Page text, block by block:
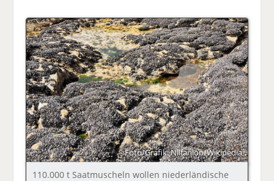
Foto/Grafik: Nilfanion/Wikipedia
110.000 t Saatmuscheln wollen niederländische